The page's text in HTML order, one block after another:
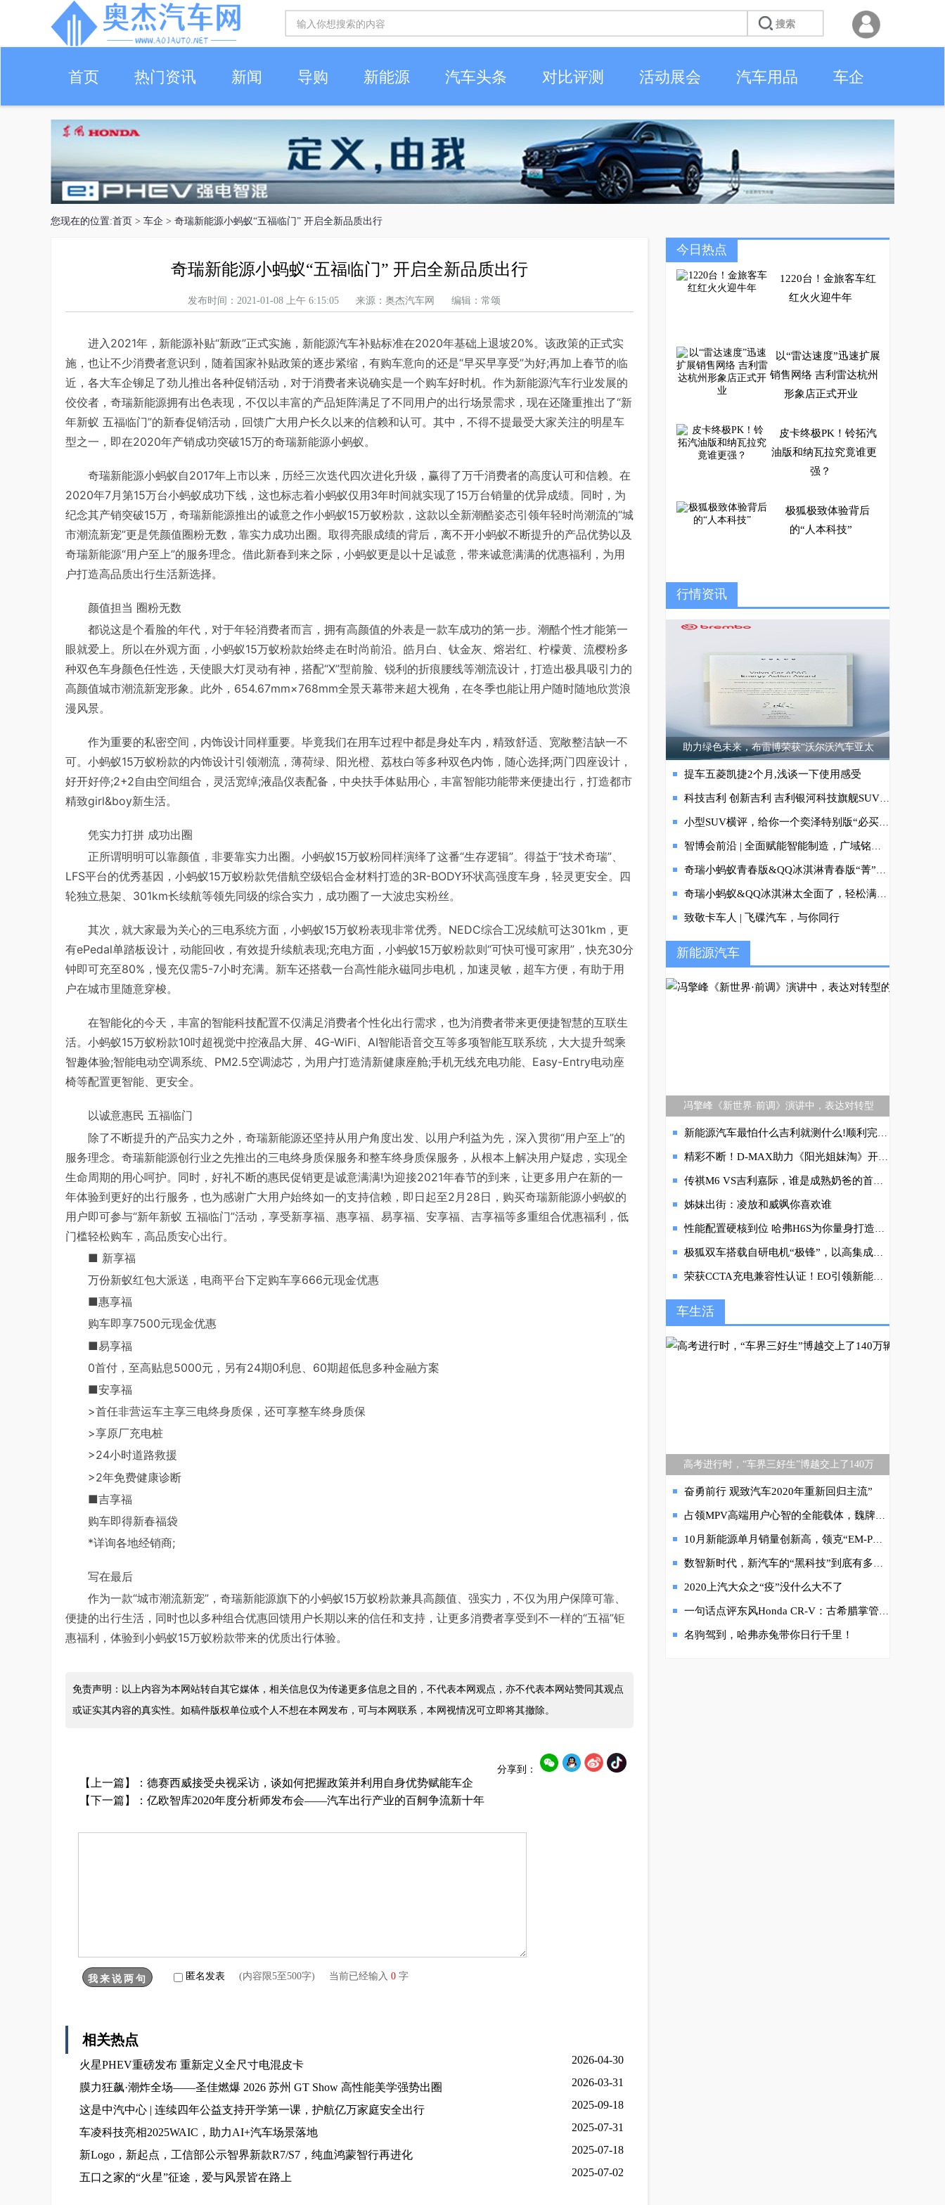
首页 热门资讯 新闻 导购 新能源 汽车头条 对比评测 活动展会 汽车用品 车企
您现在的位置:首页 > 车企 > 奇瑞新能源小蚂蚁“五福临门” 开启全新品质出行
奇瑞新能源小蚂蚁“五福临门” 开启全新品质出行
发布时间：2021-01-08 上午 6:15:05 来源：奥杰汽车网 编辑：常颂
进入2021年，新能源补贴“新政”正式实施，新能源汽车补贴标准在2020年基础上退坡20%。该政策的正式实
施，也让不少消费者意识到，随着国家补贴政策的逐步紧缩，有购车意向的还是“早买早享受”为好;再加上春节的临
近，各大车企铆足了劲儿推出各种促销活动，对于消费者来说确实是一个购车好时机。作为新能源汽车行业发展的
佼佼者，奇瑞新能源拥有出色表现，不仅以丰富的产品矩阵满足了不同用户的出行场景需求，现在还隆重推出了“新
年新蚁 五福临门”的新春促销活动，回馈广大用户长久以来的信赖和认可。其中，不得不提最受大家关注的明星车
型之一，即在2020年产销成功突破15万的奇瑞新能源小蚂蚁。
奇瑞新能源小蚂蚁自2017年上市以来，历经三次迭代四次进化升级，赢得了万千消费者的高度认可和信赖。在
2020年7月第15万台小蚂蚁成功下线，这也标志着小蚂蚁仅用3年时间就实现了15万台销量的优异成绩。同时，为
纪念其产销突破15万，奇瑞新能源推出的诚意之作小蚂蚁15万蚁粉款，这款以全新潮酷姿态引领年轻时尚潮流的“城
市潮流新宠”更是凭颜值圈粉无数，靠实力成功出圈。取得亮眼成绩的背后，离不开小蚂蚁不断提升的产品优势以及
奇瑞新能源“用户至上”的服务理念。借此新春到来之际，小蚂蚁更是以十足诚意，带来诚意满满的优惠福利，为用
户打造高品质出行生活新选择。
颜值担当 圈粉无数
都说这是个看脸的年代，对于年轻消费者而言，拥有高颜值的外表是一款车成功的第一步。潮酷个性才能第一
眼就爱上。所以在外观方面，小蚂蚁15万蚁粉款始终走在时尚前沿。皓月白、钛金灰、熔岩红、柠檬黄、流樱粉多
种双色车身颜色任性选，天使眼大灯灵动有神，搭配“X”型前脸、锐利的折痕腰线等潮流设计，打造出极具吸引力的
高颜值城市潮流新宠形象。此外，654.67mm×768mm全景天幕带来超大视角，在冬季也能让用户随时随地欣赏浪
漫风景。
作为重要的私密空间，内饰设计同样重要。毕竟我们在用车过程中都是身处车内，精致舒适、宽敞整洁缺一不
可。小蚂蚁15万蚁粉款的内饰设计引领潮流，薄荷绿、阳光橙、荔枝白等多种双色内饰，随心选择;两门四座设计，
好开好停;2+2自由空间组合，灵活宽绰;液晶仪表配备，中央扶手体贴用心，丰富智能功能带来便捷出行，打造都市
精致girl&boy新生活。
凭实力打拼 成功出圈
正所谓明明可以靠颜值，非要靠实力出圈。小蚂蚁15万蚁粉同样演绎了这番“生存逻辑”。得益于“技术奇瑞”、
LFS平台的优秀基因，小蚂蚁15万蚁粉款凭借航空级铝合金材料打造的3R-BODY环状高强度车身，轻灵更安全。四
轮独立悬架、301km长续航等领先同级的综合实力，成功圈了一大波忠实粉丝。
其次，就大家最为关心的三电系统方面，小蚂蚁15万蚁粉表现非常优秀。NEDC综合工况续航可达301km，更
有ePedal单踏板设计，动能回收，有效提升续航表现;充电方面，小蚂蚁15万蚁粉款则“可快可慢可家用”，快充30分
钟即可充至80%，慢充仅需5-7小时充满。新车还搭载一台高性能永磁同步电机，加速灵敏，超车方便，有助于用
户在城市里随意穿梭。
在智能化的今天，丰富的智能科技配置不仅满足消费者个性化出行需求，也为消费者带来更便捷智慧的互联生
活。小蚂蚁15万蚁粉款10吋超视觉中控液晶大屏、4G-WiFi、AI智能语音交互等多项智能互联系统，大大提升驾乘
智趣体验;智能电动空调系统、PM2.5空调滤芯，为用户打造清新健康座舱;手机无线充电功能、Easy-Entry电动座
椅等配置更智能、更安全。
以诚意惠民 五福临门
除了不断提升的产品实力之外，奇瑞新能源还坚持从用户角度出发、以用户利益为先，深入贯彻“用户至上”的
服务理念。奇瑞新能源创行业之先推出的三电终身质保服务和整车终身质保服务，从根本上解决用户疑虑，实现全
生命周期的用心呵护。同时，好礼不断的惠民促销更是诚意满满!为迎接2021年春节的到来，让更多用户在新的一
年体验到更好的出行服务，也为感谢广大用户始终如一的支持信赖，即日起至2月28日，购买奇瑞新能源小蚂蚁的
用户即可参与“新年新蚁 五福临门”活动，享受新享福、惠享福、易享福、安享福、吉享福等多重组合优惠福利，低
门槛轻松购车，高品质安心出行。
■ 新享福
万份新蚁红包大派送，电商平台下定购车享666元现金优惠
■惠享福
购车即享7500元现金优惠
■易享福
0首付，至高贴息5000元，另有24期0利息、60期超低息多种金融方案
■安享福
>首任非营运车主享三电终身质保，还可享整车终身质保
>享原厂充电桩
>24小时道路救援
>2年免费健康诊断
■吉享福
购车即得新春福袋
*详询各地经销商;
写在最后
作为一款“城市潮流新宠”，奇瑞新能源旗下的小蚂蚁15万蚁粉款兼具高颜值、强实力，不仅为用户保障可靠、
便捷的出行生活，同时也以多种组合优惠回馈用户长期以来的信任和支持，让更多消费者享受到不一样的“五福”钜
惠福利，体验到小蚂蚁15万蚁粉款带来的优质出行体验。
免责声明：以上内容为本网站转自其它媒体，相关信息仅为传递更多信息之目的，不代表本网观点，亦不代表本网站赞同其观点
或证实其内容的真实性。如稿件版权单位或个人不想在本网发布，可与本网联系，本网视情况可立即将其撤除。
分享到：
【上一篇】： 德赛西威接受央视采访，谈如何把握政策并利用自身优势赋能车企
【下一篇】： 亿欧智库2020年度分析师发布会——汽车出行产业的百舸争流新十年
匿名发表 (内容限5至500字) 当前已经输入 0 字
相关热点
火星PHEV重磅发布 重新定义全尺寸电混皮卡 2026-04-30
膜力狂飙·潮炸全场——圣佳燃爆 2026 苏州 GT Show 高性能美学强势出圈 2026-03-31
这是中汽中心 | 连续四年公益支持开学第一课，护航亿万家庭安全出行 2025-09-18
车凌科技亮相2025WAIC，助力AI+汽车场景落地 2025-07-31
新Logo，新起点，工信部公示智界新款R7/S7，纯血鸿蒙智行再进化 2025-07-18
五口之家的“火星”征途，爱与风景皆在路上 2025-07-02
今日热点
1220台！金旅客车红
红火火迎牛年
以“雷达速度”迅速扩展
销售网络 吉利雷达杭州
形象店正式开业
皮卡终极PK！铃拓汽
油版和纳瓦拉究竟谁更
强？
极狐极致体验背后
的“人本科技”
致，奇瑞TJ-1诠释何为
行情资讯
助力绿色未来，布雷博荣获“沃尔沃汽车亚太
提车五菱凯捷2个月,浅谈一下使用感受
科技吉利 创新吉利 吉利银河科技旗舰SUV“银河星舰”全球首发
小型SUV横评，给你一个奕泽特别版“必买”的理由
智博会前沿 | 全面赋能智能制造，广域铭岛打造跨行业跨领域服务新生态
奇瑞小蚂蚁青春版&QQ冰淇淋青春版“菁”彩上新！5.99万元&2.99万元起
奇瑞小蚂蚁&QQ冰淇淋太全面了，轻松满足年轻人的“既要又要”
致敬卡车人 | 飞碟汽车，与你同行
新能源汽车
冯擎峰《新世界·前调》演讲中，表达对转型
新能源汽车最怕什么吉利就测什么!顺利完成行业首个中高速底部碰撞测试吉利神盾凭什么?
精彩不断！D-MAX助力《阳光姐妹淘》开辟全新露营生活
传祺M6 VS吉利嘉际，谁是成熟奶爸的首选？
姊妹出街：凌放和威飒你喜欢谁
性能配置硬核到位 哈弗H6S为你量身打造五一自驾攻略！
极狐双车搭载自研电机“极锋”，以高集成、轻量化赋能高端电动出行
荣获CCTA充电兼容性认证！EO引领新能源车进入“不挑桩”时代
车生活
高考进行时，“车界三好生”博越交上了140万
奋勇前行 观致汽车2020年重新回归主流”
占领MPV高端用户心智的全能载体，魏牌高山全球首秀
10月新能源单月销量创新高，领克“EM-P家族”发力
数智新时代，新汽车的“黑科技”到底有多硬核？
2020上汽大众之“疫”没什么大不了
一句话点评东风Honda CR-V：古希腊掌管SUV的神
名驹驾到，哈弗赤兔带你日行千里！